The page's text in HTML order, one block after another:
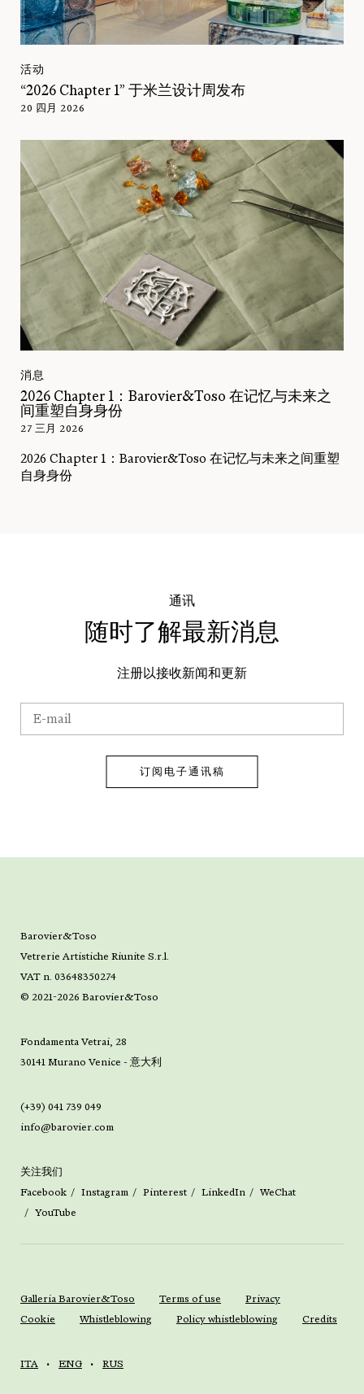
活动
“2026 Chapter 1” 于米兰设计周发布
20 四月 2026
消息
2026 Chapter 1：Barovier&Toso 在记忆与未来之
间重塑自身身份
27 三月 2026
2026 Chapter 1：Barovier&Toso 在记忆与未来之间重塑
自身身份
通讯
随时了解最新消息
注册以接收新闻和更新
Barovier&Toso
Vetrerie Artistiche Riunite S.r.l.
VAT n. 03648350274
© 2021-2026 Barovier&Toso
Fondamenta Vetrai, 28
30141 Murano Venice - 意大利
(+39) 041 739 049
info@barovier.com
关注我们
Facebook
Instagram Pinterest LinkedIn
WeChat
YouTube
Galleria Barovier&Toso Terms of use
Privacy
Cookie
Whistleblowing Policy whistleblowing Credits
ITA ENG RUS